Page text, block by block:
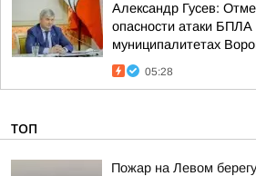
Александр Гусев:
опасности атаки БПЛА
муниципалитетах
05:28
ТОП
Пожар на Левом